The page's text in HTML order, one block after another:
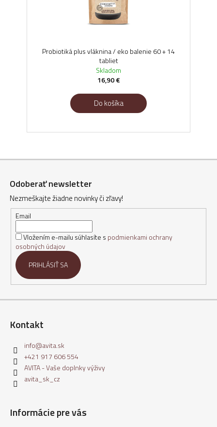
Probiotiká plus vláknina / eko balenie 60 + 14
tabliet
Skladom
16,90 €
Do košíka
Z
Odoberať newsletter
Nezmeškajte žiadne novinky či zľavy!
Email
Vložením e-mailu súhlasíte s podmienkami ochrany
osobných údajov
PRIHLÁSIŤ SA
Kontakt
info@avita.sk
+421 917 606 554
AVITA - Vaše doplnky výživy
avita_sk_cz
Informácie pre vás